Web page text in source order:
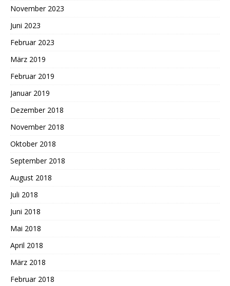
November 2023
Juni 2023
Februar 2023
März 2019
Februar 2019
Januar 2019
Dezember 2018
November 2018
Oktober 2018
September 2018
August 2018
Juli 2018
Juni 2018
Mai 2018
April 2018
März 2018
Februar 2018